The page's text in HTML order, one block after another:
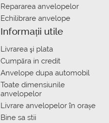
Repararea anvelopelor
Echilibrare anvelope
Informații utile
Livrarea şi plata
Сumpăra in credit
Anvelope dupa automobil
Toate dimensiunile
anvelopelor
Livrare anvelopelor în orașe
Bine sa stii